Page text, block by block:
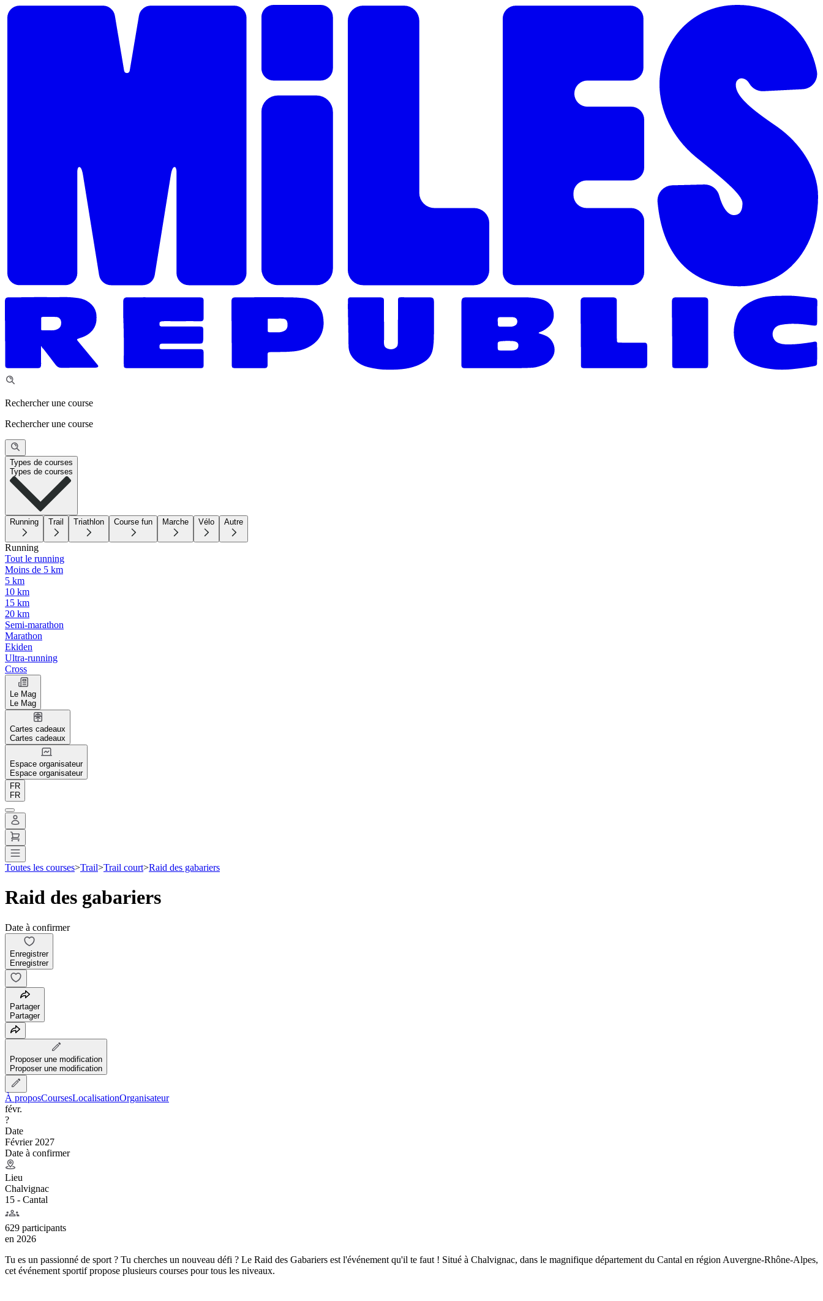
Rechercher une course
Rechercher une course
Types de courses
Types de courses
Running Trail Triathlon Course fun Marche Vélo Autre
Running
Tout le running
Moins de 5 km
5 km
10 km
15 km
20 km
Semi-marathon
Marathon
Ekiden
Ultra-running
Cross
Le Mag
Le Mag
Cartes cadeaux
Cartes cadeaux
Espace organisateur
Espace organisateur
FR
FR
Toutes les courses>Trail>Trail court>Raid des gabariers
Raid des gabariers
Date à confirmer
Enregistrer
Enregistrer
Partager
Partager
Proposer une modification
Proposer une modification
À proposCoursesLocalisationOrganisateur
févr.
?
Date
Février 2027
Date à confirmer
Lieu
Chalvignac
15 - Cantal
629 participants
en 2026
Tu es un passionné de sport ? Tu cherches un nouveau défi ? Le Raid des Gabariers est l'événement qu'il te faut ! Situé à Chalvignac, dans le magnifique département du Cantal en région Auvergne-Rhône-Alpes,
cet événement sportif propose plusieurs courses pour tous les niveaux.